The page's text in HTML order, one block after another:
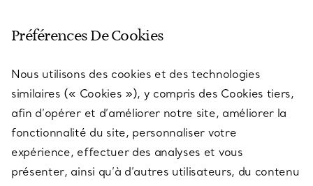
SERVICES
À PROPOS
Préférences De Cookies
Nous utilisons des cookies et des technologies
similaires (« Cookies »), y compris des Cookies tiers,
afin d’opérer et d’améliorer notre site, améliorer la
fonctionnalité du site, personnaliser votre
expérience, effectuer des analyses et vous
présenter, ainsi qu’à d’autres utilisateurs, du contenu